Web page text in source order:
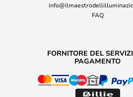
FAQ
FORNITORE DEL
PAGAMENTO